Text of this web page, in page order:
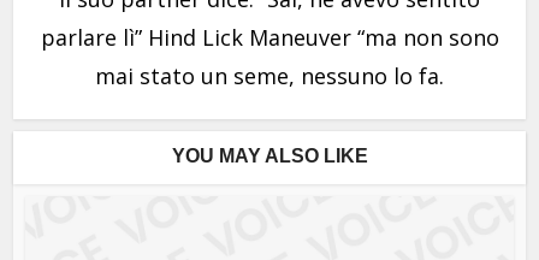
parlare lì” Hind Lick Maneuver “ma non sono
mai stato un seme, nessuno lo fa.
YOU MAY ALSO LIKE